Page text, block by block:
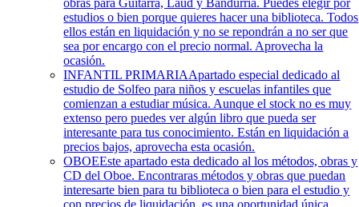
obras para Guitarra, Laud y Bandurria. Puedes elegir por
estudios o bien porque quieres hacer una biblioteca. Todos
ellos están en liquidación y no se repondrán a no ser que
sea por encargo con el precio normal. Aprovecha la
ocasión.
INFANTIL PRIMARIAApartado especial dedicado al
estudio de Solfeo para niños y escuelas infantiles que
comienzan a estudiar música. Aunque el stock no es muy
extenso pero puedes ver algún libro que pueda ser
interesante para tus conocimiento. Están en liquidación a
precios bajos, aprovecha esta ocasión.
OBOEEste apartado esta dedicado al los métodos, obras y
CD del Oboe. Encontraras métodos y obras que puedan
interesarte bien para tu biblioteca o bien para el estudio y
con precios de liquidación, es una oportunidad única.